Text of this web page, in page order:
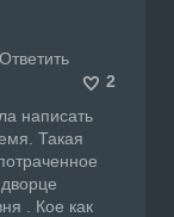
Ответить
2
написать
Такая
. Кое как